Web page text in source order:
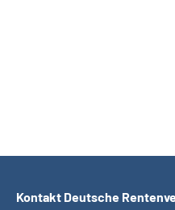
Kontakt Deutsche